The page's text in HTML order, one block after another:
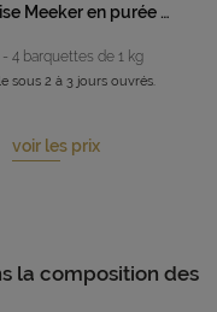
Framboise Meeker en purée 1kg
- 4 barquettes de 1 kg
sous 2 à 3 jours ouvrés.
voir les prix
la composition des